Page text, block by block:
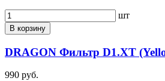
шт
В корзину
DRAGON Фильтр D1.XT
990 руб.